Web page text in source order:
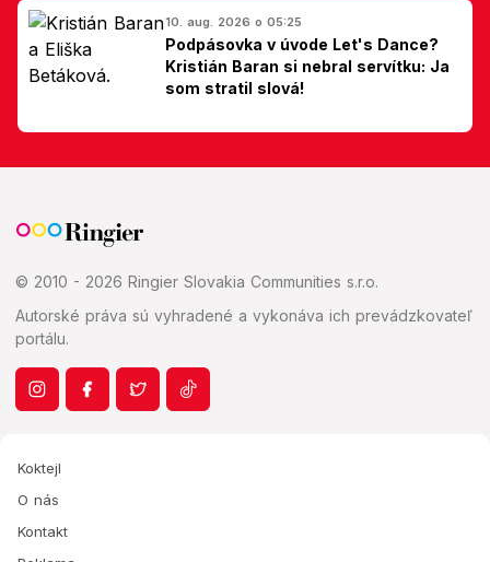
10. aug. 2026 o 05:25
Podpásovka v úvode Let's Dance?
Kristián Baran si nebral servítku: Ja
som stratil slová!
© 2010 - 2026 Ringier Slovakia Communities s.r.o.
Autorské práva sú vyhradené a vykonáva ich prevádzkovateľ
portálu.
Koktejl
O nás
Kontakt